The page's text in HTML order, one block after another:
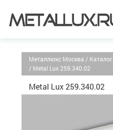
Металлюкс Москва / Каталог
/ Metal Lux 259.340.02
Metal Lux 259.340.02